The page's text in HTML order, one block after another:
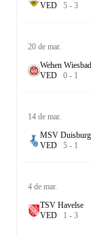
VED 5 - 3
20 de mar.
Wehen
VED 0 - 1
14 de mar.
MSV Duisburg
VED 5 - 1
4 de mar.
TSV Havelse
VED 1 - 3